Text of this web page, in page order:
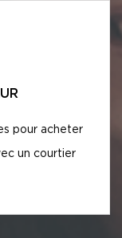
pour acheter
un courtier